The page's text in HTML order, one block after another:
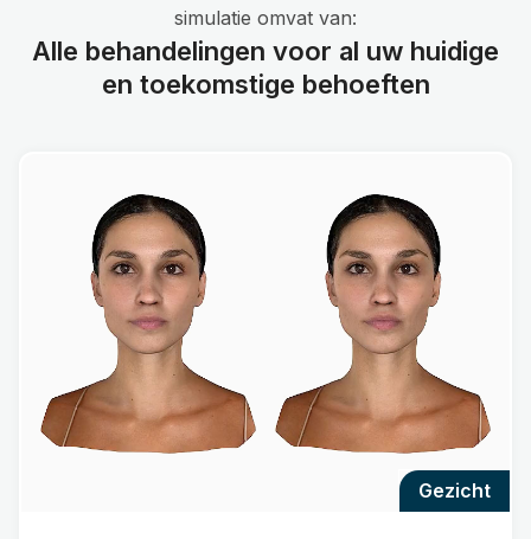
simulatie omvat van:
Alle behandelingen voor al uw huidige
en toekomstige behoeften
gezicht